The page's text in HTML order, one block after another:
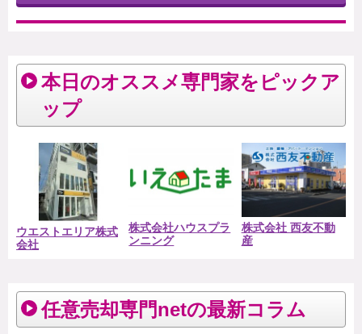
本日のオススメ専門家をピックア
ップ
ウエストエリア株式
会社
株式会社ハウスプラ
ンニング
株式会社 西友不動
産
任意売却専門netの最新コラム